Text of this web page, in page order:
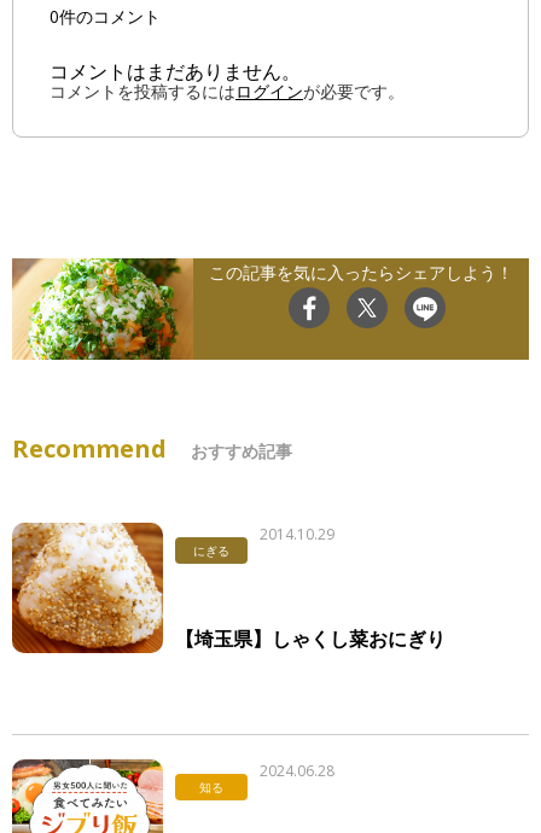
0件のコメント
コメントはまだありません。
コメントを投稿するにはログインが必要です。
この記事を気に入ったらシェアしよう！
Recommend おすすめ記事
にぎる
2014.10.29
【埼玉県】しゃくし菜おにぎり
知る
2024.06.28